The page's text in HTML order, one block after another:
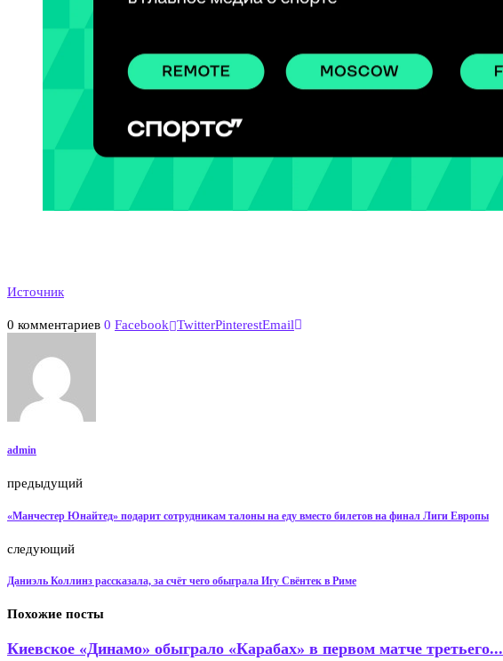
Источник
0 комментариев 0 Facebook TwitterPinterestEmail
admin
предыдущий
«Манчестер Юнайтед» подарит сотрудникам талоны на еду вместо билетов на финал Лиги Европы
следующий
Даниэль Коллинз рассказала, за счёт чего обыграла Игу Свёнтек в Риме
Похожие посты
Киевское «Динамо» обыграло «Карабах» в первом матче третьего...